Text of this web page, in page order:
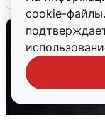
cookie-